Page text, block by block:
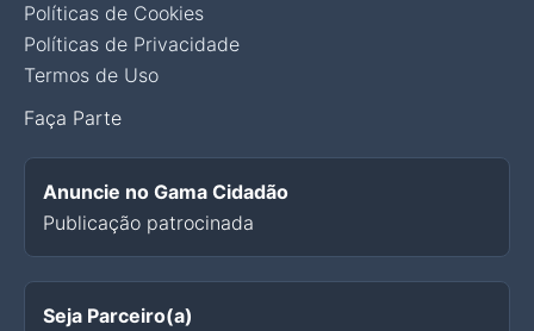
Políticas de Cookies
Políticas de Privacidade
Termos de Uso
Faça Parte
Anuncie no Gama Cidadão
Publicação patrocinada
Seja Parceiro(a)